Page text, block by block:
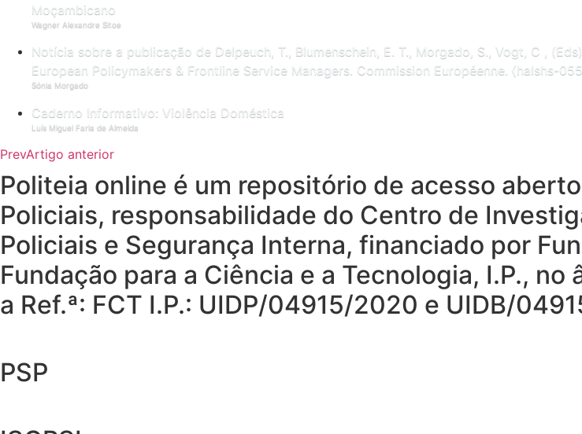
Moçambicano
Wagner Alexandre Sitoe
Notícia sobre a publicação de Delpeuch, T., Blumenschein, E. T., Morgado, S., Vogt, C ,
European Policymakers & Frontline Service Managers. Commission Européenne. ⟨halshs-
Sónia Morgado
Caderno Informativo: Violência Doméstica
Luís Miguel Faria de Almeida
PrevArtigo anterior
Politeia online é um repositório de acesso
Policiais, responsabilidade do Centro de
Policiais e Segurança Interna, financiado por
Fundação para a Ciência e a Tecnologia, I.P.,
a Ref.ª: FCT I.P.: UIDP/04915/2020 e UIDB/
PSP